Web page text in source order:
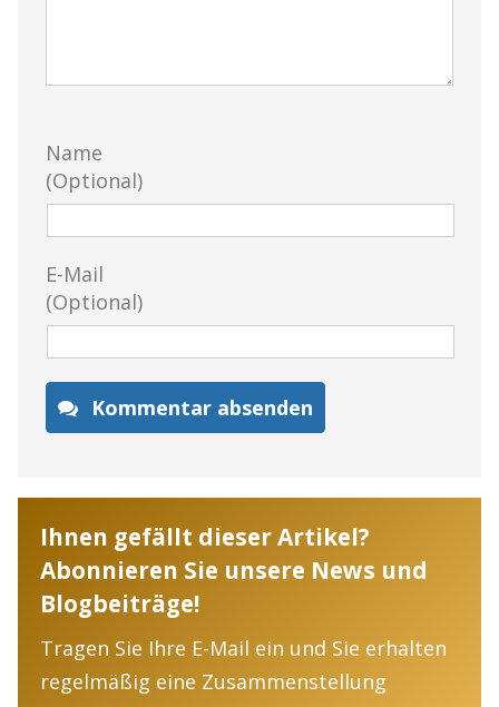
Name
(Optional)
E-Mail
(Optional)
Kommentar absenden
Ihnen gefällt dieser Artikel?
Abonnieren Sie unsere News und
Blogbeiträge!
Tragen Sie Ihre E-Mail ein und Sie erhalten
regelmäßig eine Zusammenstellung